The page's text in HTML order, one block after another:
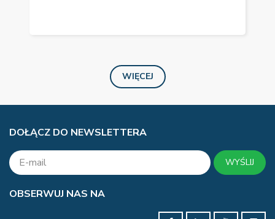
WIĘCEJ
DOŁĄCZ DO NEWSLETTERA
WYŚLIJ
OBSERWUJ NAS NA